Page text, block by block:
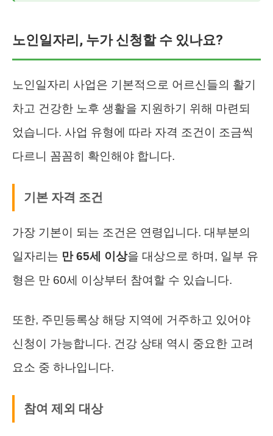
노인일자리, 누가 신청할 수 있나요?
노인일자리 사업은 기본적으로 어르신들의 활기
차고 건강한 노후 생활을 지원하기 위해 마련되
었습니다. 사업 유형에 따라 자격 조건이 조금씩
다르니 꼼꼼히 확인해야 합니다.
기본 자격 조건
가장 기본이 되는 조건은 연령입니다. 대부분의
일자리는 만 65세 이상을 대상으로 하며, 일부 유
형은 만 60세 이상부터 참여할 수 있습니다.
또한, 주민등록상 해당 지역에 거주하고 있어야
신청이 가능합니다. 건강 상태 역시 중요한 고려
요소 중 하나입니다.
참여 제외 대상